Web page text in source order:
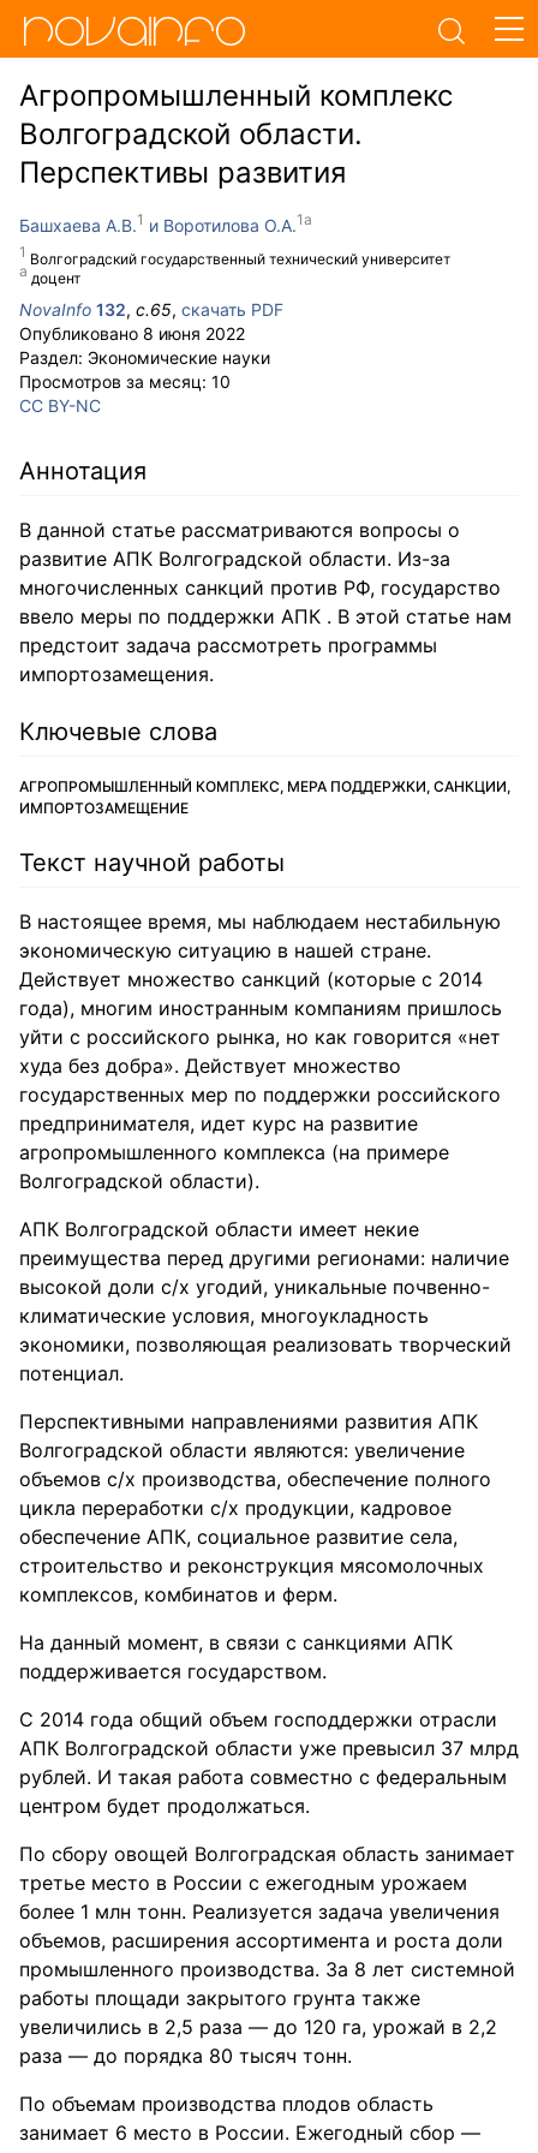
Агропромышленный комплекс
Волгоградской области.
Перспективы развития
Башхаева А.В.
Волгоградский государственный технический университет
Воротилова О.А.
доцент
NovaInfo 132, с.65, скачать PDF
Опубликовано 8 июня 2022
Раздел: Экономические науки
Просмотров за месяц: 10
CC BY-NC
Аннотация
В данной статье рассматриваются вопросы о
развитие АПК Волгоградской области. Из-за
многочисленных санкций против РФ, государство
ввело меры по поддержки АПК . В этой статье нам
предстоит задача рассмотреть программы
импортозамещения.
Ключевые слова
АГРОПРОМЫШЛЕННЫЙ КОМПЛЕКС, МЕРА ПОДДЕРЖКИ, САНКЦИИ,
ИМПОРТОЗАМЕЩЕНИЕ
Текст научной работы
В настоящее время, мы наблюдаем нестабильную
экономическую ситуацию в нашей стране.
Действует множество санкций (которые с 2014
года), многим иностранным компаниям пришлось
уйти с российского рынка, но как говорится «нет
худа без добра». Действует множество
государственных мер по поддержки российского
предпринимателя, идет курс на развитие
агропромышленного комплекса (на примере
Волгоградской области).
АПК Волгоградской области имеет некие
преимущества перед другими регионами: наличие
высокой доли с/х угодий, уникальные почвенно-
климатические условия, многоукладность
экономики, позволяющая реализовать творческий
потенциал.
Перспективными направлениями развития АПК
Волгоградской области являются: увеличение
объемов с/х производства, обеспечение полного
цикла переработки с/х продукции, кадровое
обеспечение АПК, социальное развитие села,
строительство и реконструкция мясомолочных
комплексов, комбинатов и ферм.
На данный момент, в связи с санкциями АПК
поддерживается государством.
С 2014 года общий объем господдержки отрасли
АПК Волгоградской области уже превысил 37 млрд
рублей. И такая работа совместно с федеральным
центром будет продолжаться.
По сбору овощей Волгоградская область занимает
третье место в России с ежегодным урожаем
более 1 млн тонн. Реализуется задача увеличения
объемов, расширения ассортимента и роста доли
промышленного производства. За 8 лет системной
работы площади закрытого грунта также
увеличились в 2,5 раза — до 120 га, урожай в 2,2
раза — до порядка 80 тысяч тонн.
По объемам производства плодов область
занимает 6 место в России. Ежегодный сбор —